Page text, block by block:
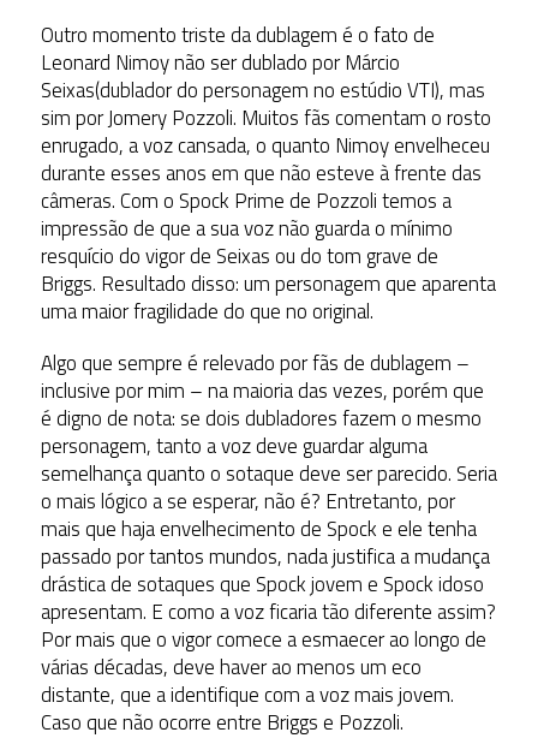
Outro momento triste da dublagem é o fato de
Leonard Nimoy não ser dublado por Márcio
Seixas(dublador do personagem no estúdio VTI), mas
sim por Jomery Pozzoli. Muitos fãs comentam o rosto
enrugado, a voz cansada, o quanto Nimoy envelheceu
durante esses anos em que não esteve à frente das
câmeras. Com o Spock Prime de Pozzoli temos a
impressão de que a sua voz não guarda o mínimo
resquício do vigor de Seixas ou do tom grave de
Briggs. Resultado disso: um personagem que aparenta
uma maior fragilidade do que no original.
Algo que sempre é relevado por fãs de dublagem –
inclusive por mim – na maioria das vezes, porém que
é digno de nota: se dois dubladores fazem o mesmo
personagem, tanto a voz deve guardar alguma
semelhança quanto o sotaque deve ser parecido. Seria
o mais lógico a se esperar, não é? Entretanto, por
mais que haja envelhecimento de Spock e ele tenha
passado por tantos mundos, nada justifica a mudança
drástica de sotaques que Spock jovem e Spock idoso
apresentam. E como a voz ficaria tão diferente assim?
Por mais que o vigor comece a esmaecer ao longo de
várias décadas, deve haver ao menos um eco
distante, que a identifique com a voz mais jovem.
Caso que não ocorre entre Briggs e Pozzoli.